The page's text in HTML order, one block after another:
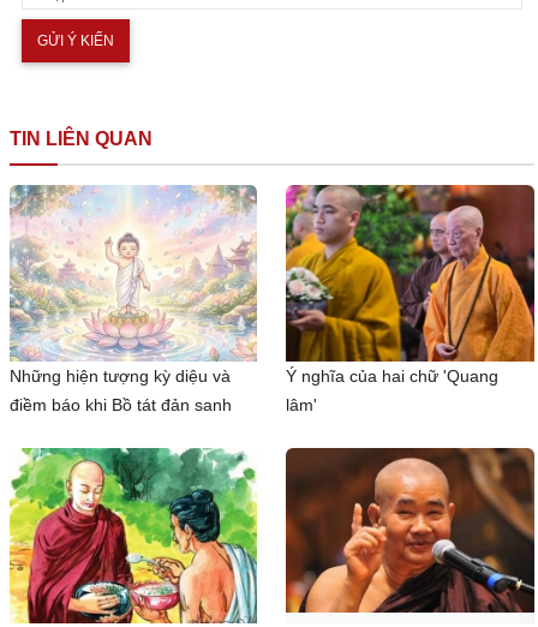
TIN LIÊN QUAN
Những hiện tượng kỳ diệu và
điềm báo khi Bồ tát đản sanh
Ý nghĩa của hai chữ 'Quang
lâm'